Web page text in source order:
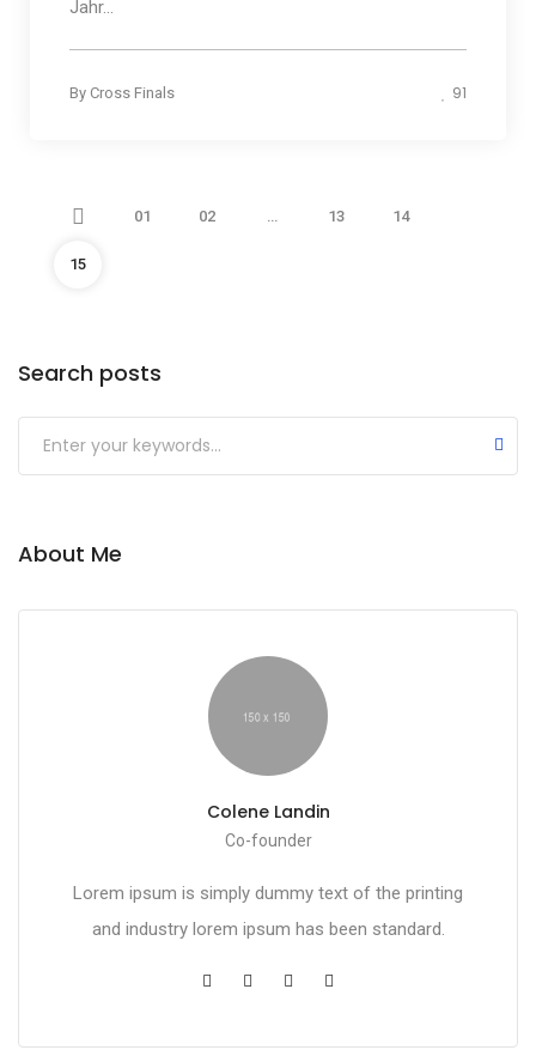
Jahr...
By Cross Finals 91
01 02 13 14
15
Search posts
About Me
Colene Landin
Co-founder
Lorem ipsum is simply dummy text of the printing
and industry lorem ipsum has been standard.